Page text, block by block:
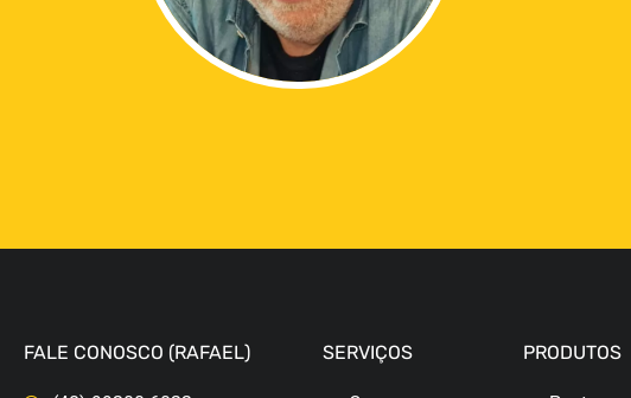
FALE CONOSCO (RAFAEL) SERVIÇOS PRODUTOS